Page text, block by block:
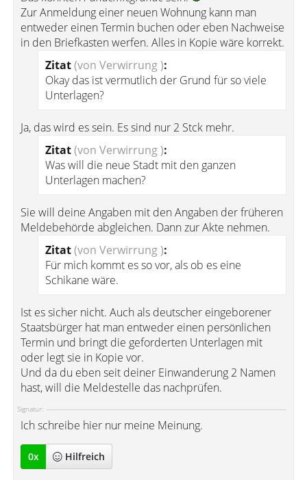
Zur Anmeldung einer neuen Wohnung kann man
entweder einen Termin buchen oder eben Nachweise
in den Briefkasten werfen. Alles in Kopie wäre korrekt.
Zitat(von Verwirrung ):
Okay das ist vermutlich der Grund für so viele
Unterlagen?
Ja, das wird es sein. Es sind nur 2 Stck mehr.
Zitat(von Verwirrung ):
Was will die neue Stadt mit den ganzen
Unterlagen machen?
Sie will deine Angaben mit den Angaben der früheren
Meldebehörde abgleichen. Dann zur Akte nehmen.
Zitat(von Verwirrung ):
Für mich kommt es so vor, als ob es eine
Schikane wäre.
Ist es sicher nicht. Auch als deutscher eingeborener
Staatsbürger hat man entweder einen persönlichen
Termin und bringt die geforderten Unterlagen mit
oder legt sie in Kopie vor.
Und da du eben seit deiner Einwanderung 2 Namen
hast, will die Meldestelle das nachprüfen.
Signatur:
Ich schreibe hier nur meine Meinung.
0x Hilfreich